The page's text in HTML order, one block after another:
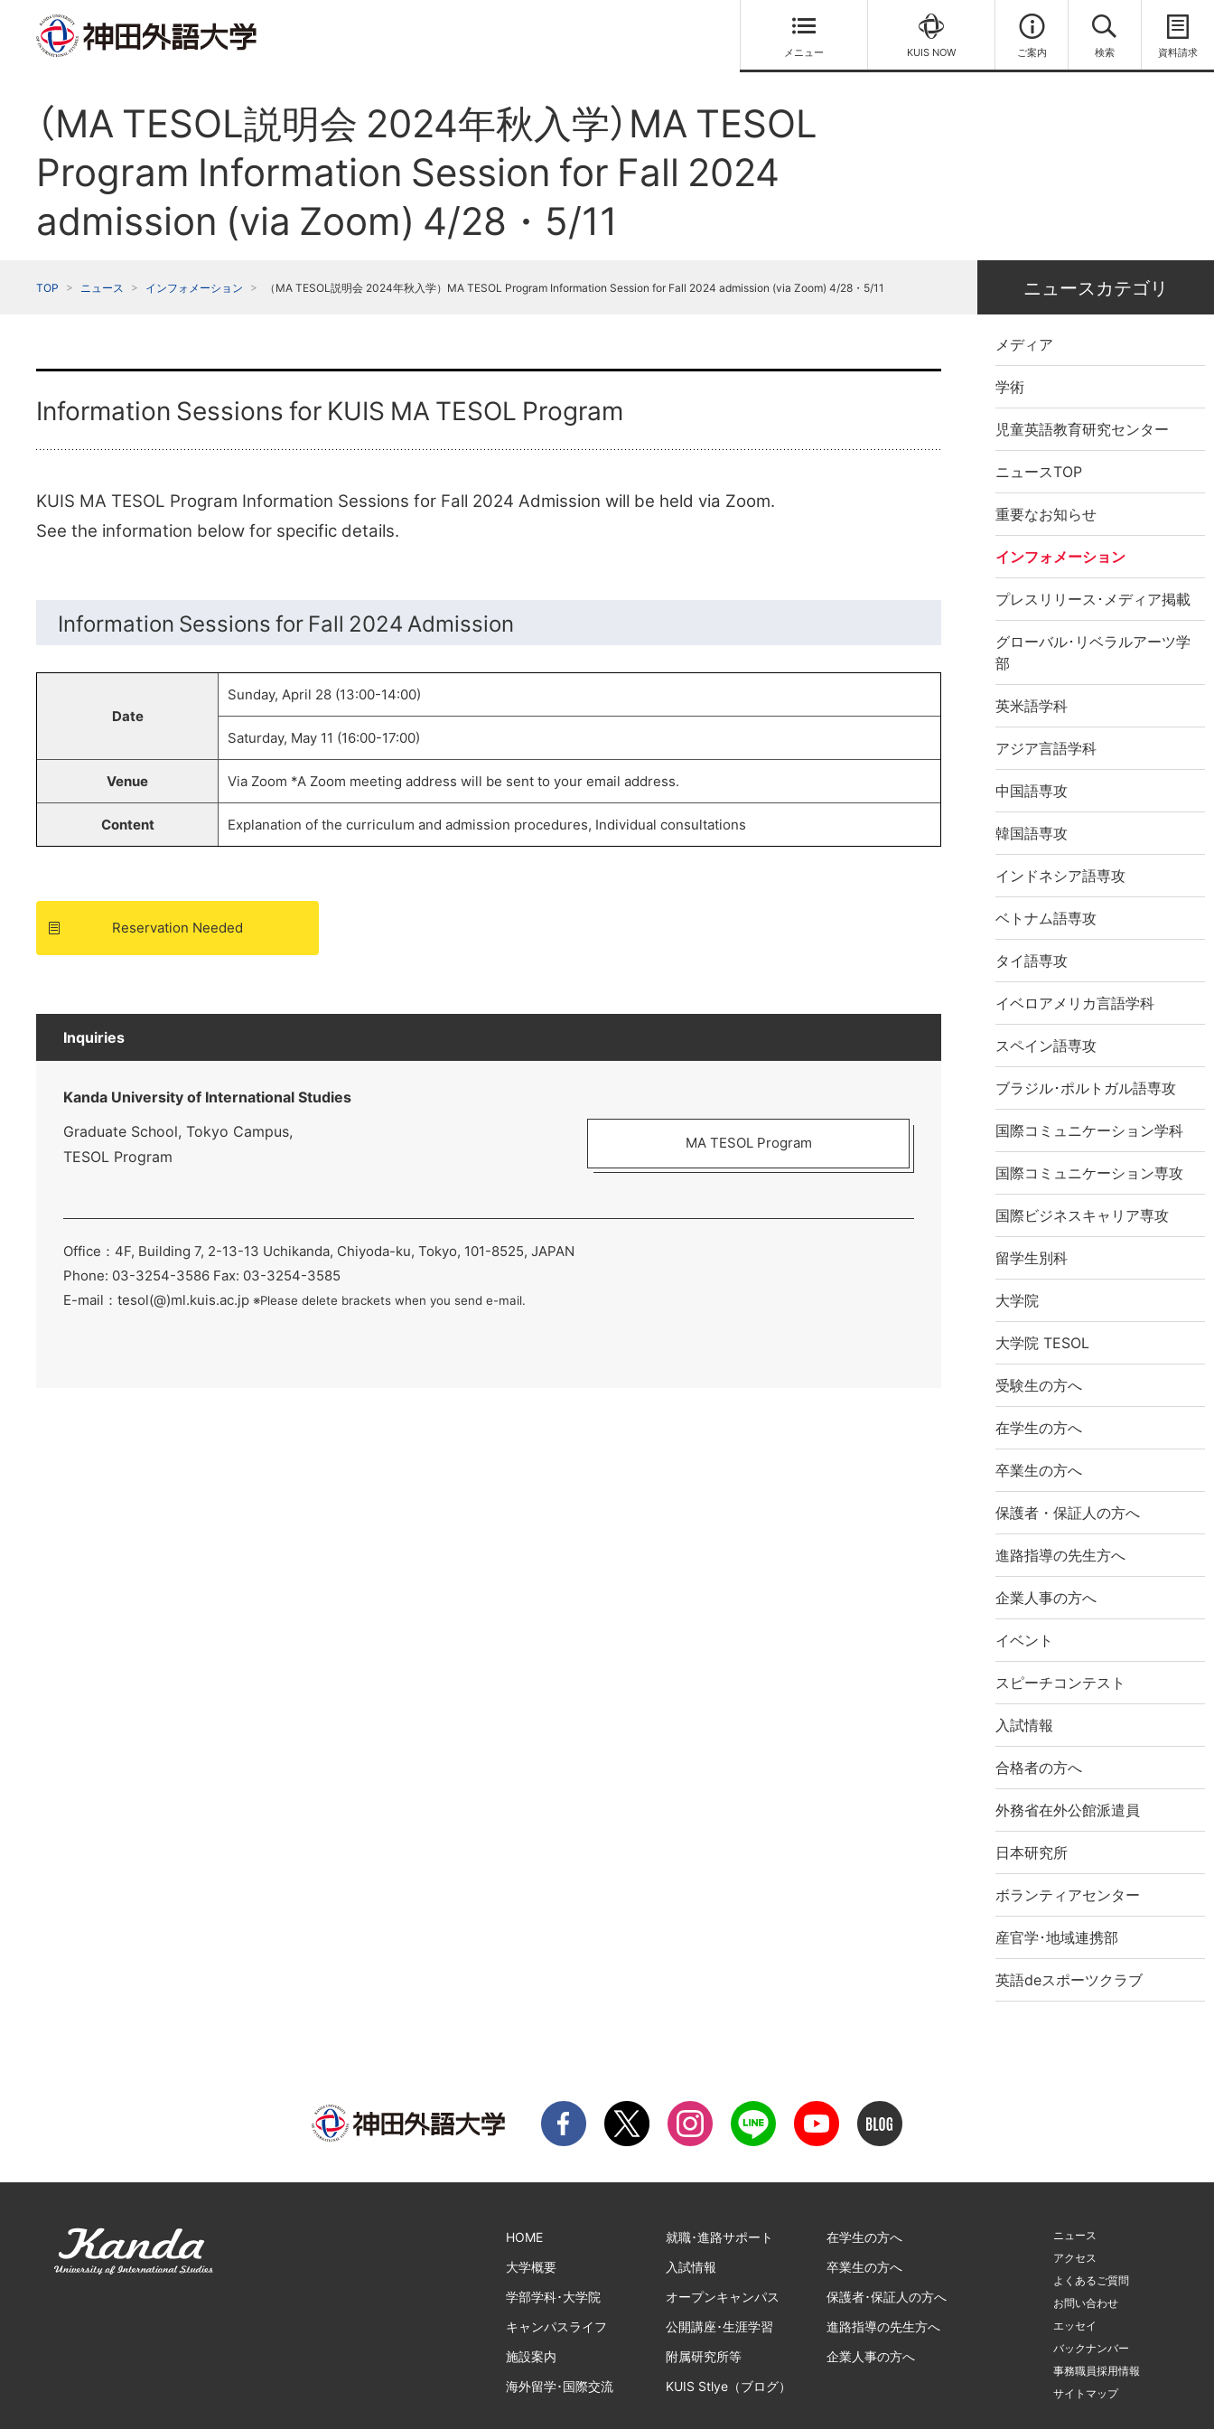
メニュー KUIS NOW ご案内 検索 資料請求
（MA TESOL説明会 2024年秋入学）MA TESOL
Program Information Session for Fall 2024
admission (via Zoom) 4/28・5/11
TOP ニュース インフォメーション （MA TESOL説明会 2024年秋入学）MA TESOL Program Information Session for Fall 2024 admission (via Zoom) 4/28・5/11
Information Sessions for KUIS MA TESOL Program
KUIS MA TESOL Program Information Sessions for Fall 2024 Admission will be held via Zoom.
See the information below for specific details.
Information Sessions for Fall 2024 Admission
Date
Sunday, April 28 (13:00-14:00)
Saturday, May 11 (16:00-17:00)
Venue Via Zoom *A Zoom meeting address will be sent to your email address.
Content Explanation of the curriculum and admission procedures, Individual consultations
Reservation Needed
Inquiries
Kanda University of International Studies
Graduate School, Tokyo Campus,
TESOL Program
MA TESOL Program
Office：4F, Building 7, 2-13-13 Uchikanda, Chiyoda-ku, Tokyo, 101-8525, JAPAN
Phone: 03-3254-3586 Fax: 03-3254-3585
E-mail：tesol(@)ml.kuis.ac.jp ※Please delete brackets when you send e-mail.
ニュースカテゴリ
メディア
学術
児童英語教育研究センター
ニュースTOP
重要なお知らせ
インフォメーション
プレスリリース･メディア掲載
グローバル･リベラルアーツ学
部
英米語学科
アジア言語学科
中国語専攻
韓国語専攻
インドネシア語専攻
ベトナム語専攻
タイ語専攻
イベロアメリカ言語学科
スペイン語専攻
ブラジル･ポルトガル語専攻
国際コミュニケーション学科
国際コミュニケーション専攻
国際ビジネスキャリア専攻
留学生別科
大学院
大学院 TESOL
受験生の方へ
在学生の方へ
卒業生の方へ
保護者・保証人の方へ
進路指導の先生方へ
企業人事の方へ
イベント
スピーチコンテスト
入試情報
合格者の方へ
外務省在外公館派遣員
日本研究所
ボランティアセンター
産官学･地域連携部
英語deスポーツクラブ
HOME
大学概要
学部学科･大学院
キャンパスライフ
施設案内
海外留学･国際交流
就職･進路サポート
入試情報
オープンキャンパス
公開講座･生涯学習
附属研究所等
KUIS Stlye（ブログ）
在学生の方へ
卒業生の方へ
保護者･保証人の方へ
進路指導の先生方へ
企業人事の方へ
ニュース
アクセス
よくあるご質問
お問い合わせ
エッセイ
バックナンバー
事務職員採用情報
サイトマップ